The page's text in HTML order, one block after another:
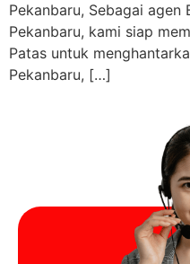
Pekanbaru, Sebagai
Pekanbaru, kami siap
Patas untuk
Pekanbaru, […]